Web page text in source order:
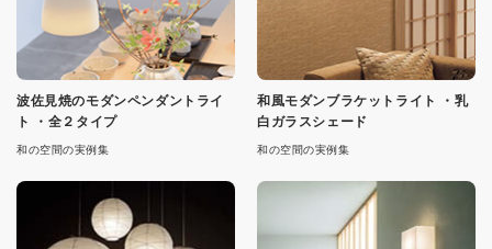
波佐見焼のモダンペンダントライ
ト ・全２タイプ
和の空間の実例集
和風モダンブラケットライト ・乳
白ガラスシェード
和の空間の実例集